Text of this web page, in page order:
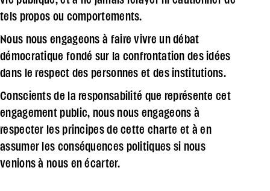
tels propos ou comportements.
Nous nous engageons à faire vivre un débat
démocratique fondé sur la confrontation des idées
dans le respect des personnes et des institutions.
Conscients de la responsabilité que représente cet
engagement public, nous nous engageons à
respecter les principes de cette charte et à en
assumer les conséquences politiques si nous
venions à nous en écarter.